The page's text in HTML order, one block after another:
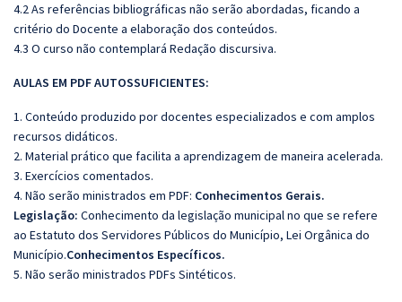
4.2 As referências bibliográficas não serão abordadas, ficando a
critério do Docente a elaboração dos conteúdos.
4.3 O curso não contemplará Redação discursiva.
AULAS EM PDF AUTOSSUFICIENTES:
1. Conteúdo produzido por docentes especializados e com amplos
recursos didáticos.
2. Material prático que facilita a aprendizagem de maneira acelerada.
3. Exercícios comentados.
4. Não serão ministrados em PDF: Conhecimentos Gerais.
Legislação: Conhecimento da legislação municipal no que se refere
ao Estatuto dos Servidores Públicos do Município, Lei Orgânica do
Município.Conhecimentos Específicos.
5. Não serão ministrados PDFs Sintéticos.